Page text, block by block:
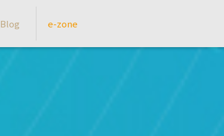
Blog e-zone